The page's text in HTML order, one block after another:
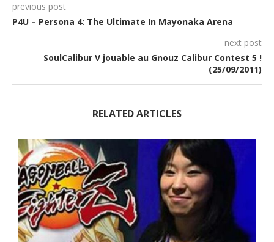
previous post
P4U – Persona 4: The Ultimate In Mayonaka Arena
next post
SoulCalibur V jouable au Gnouz Calibur Contest 5 !
(25/09/2011)
RELATED ARTICLES